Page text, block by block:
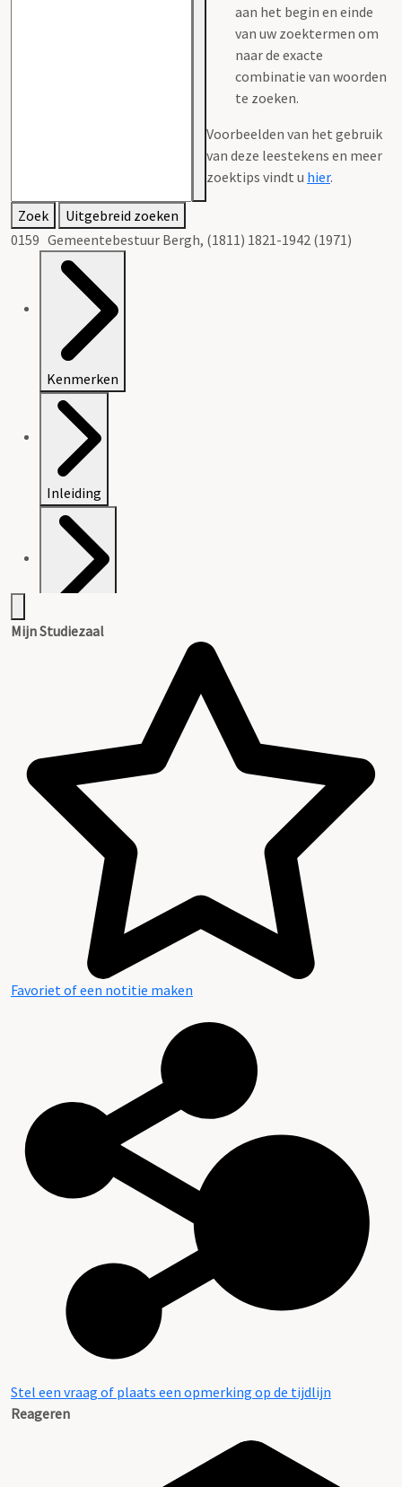
aan het begin en einde
van uw zoektermen om
naar de exacte
combinatie van woorden
te zoeken.
Voorbeelden van het gebruik
van deze leestekens en meer
zoektips vindt u hier.
Zoek
Uitgebreid zoeken
0159 Gemeentebestuur Bergh, (1811) 1821-1942 (1971)
Kenmerken
Inleiding
Mijn Studiezaal
Favoriet of een notitie maken
Stel een vraag of plaats een opmerking op de tijdlijn
Reageren